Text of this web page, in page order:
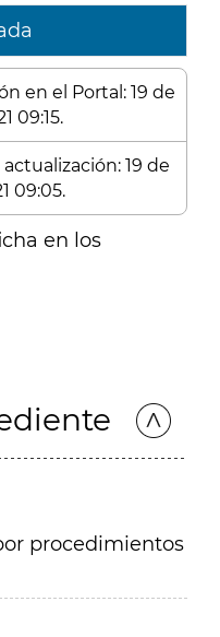
en el Portal: 19 de
09:15.
19 de
09:05.
en los
procedimientos